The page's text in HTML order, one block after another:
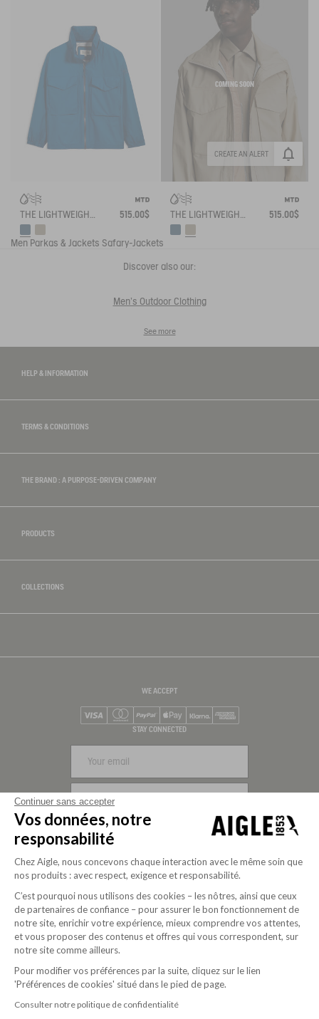
515.00$
COMING SOON
CREATE AN ALERT
515.00$
Men Parkas & Jackets Safary-Jackets
Discover also our:
Men's Outdoor Clothing
See more
HELP & INFORMATION
TERMS & CONDITIONS
THE BRAND : A PURPOSE-DRIVEN COMPANY
PRODUCTS
COLLECTIONS
WE ACCEPT
Mastercard
PayPalApple Pay
STAY CONNECTED
Purpose-driven company since 2020
Continuer sans accepter
Vos données, notre
responsabilité
Chez Aigle, nous concevons chaque interaction avec le même soin que
nos produits : avec respect, exigence et responsabilité.
C’est pourquoi nous utilisons des cookies – les nôtres, ainsi que ceux
de partenaires de confiance – pour assurer le bon fonctionnement de
notre site, enrichir votre expérience, mieux comprendre vos attentes,
et vous proposer des contenus et offres qui vous correspondent, sur
notre site comme ailleurs.
Pour modifier vos préférences par la suite, cliquez sur le lien
'Préférences de cookies' situé dans le pied de page.
Consulter notre politique de confidentialité